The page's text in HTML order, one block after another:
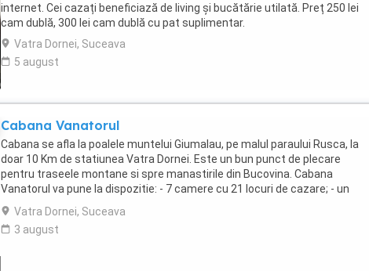
internet. Cei cazați beneficiază de living și bucătărie utilată. Preț 250 lei
cam dublă, 300 lei cam dublă cu pat suplimentar.
Vatra Dornei, Suceava
5 august
Cabana Vanatorul
Cabana se afla la poalele muntelui Giumalau, pe malul paraului Rusca, la
doar 10 Km de statiunea Vatra Dornei. Este un bun punct de plecare
pentru traseele montane si spre manastirile din Bucovina. Cabana
Vanatorul va pune la dispozitie: - 7 camere cu 21 locuri de cazare; - un
living spatios dotat ...
Vatra Dornei, Suceava
3 august